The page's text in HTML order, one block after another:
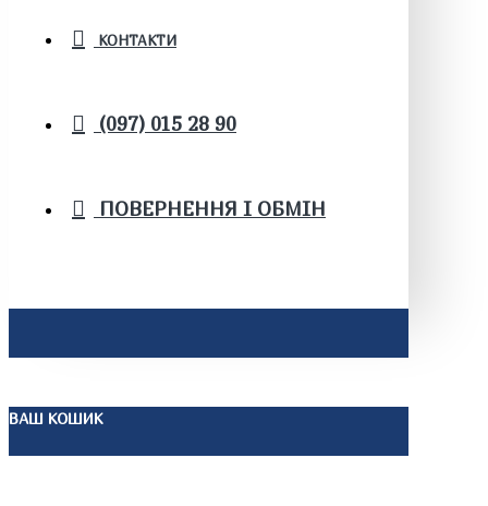
КОНТАКТИ
(097) 015 28 90
ПОВЕРНЕННЯ І ОБМІН
ВАШ КОШИК